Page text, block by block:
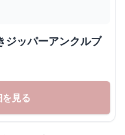
ジッパーアンクルブ
見る